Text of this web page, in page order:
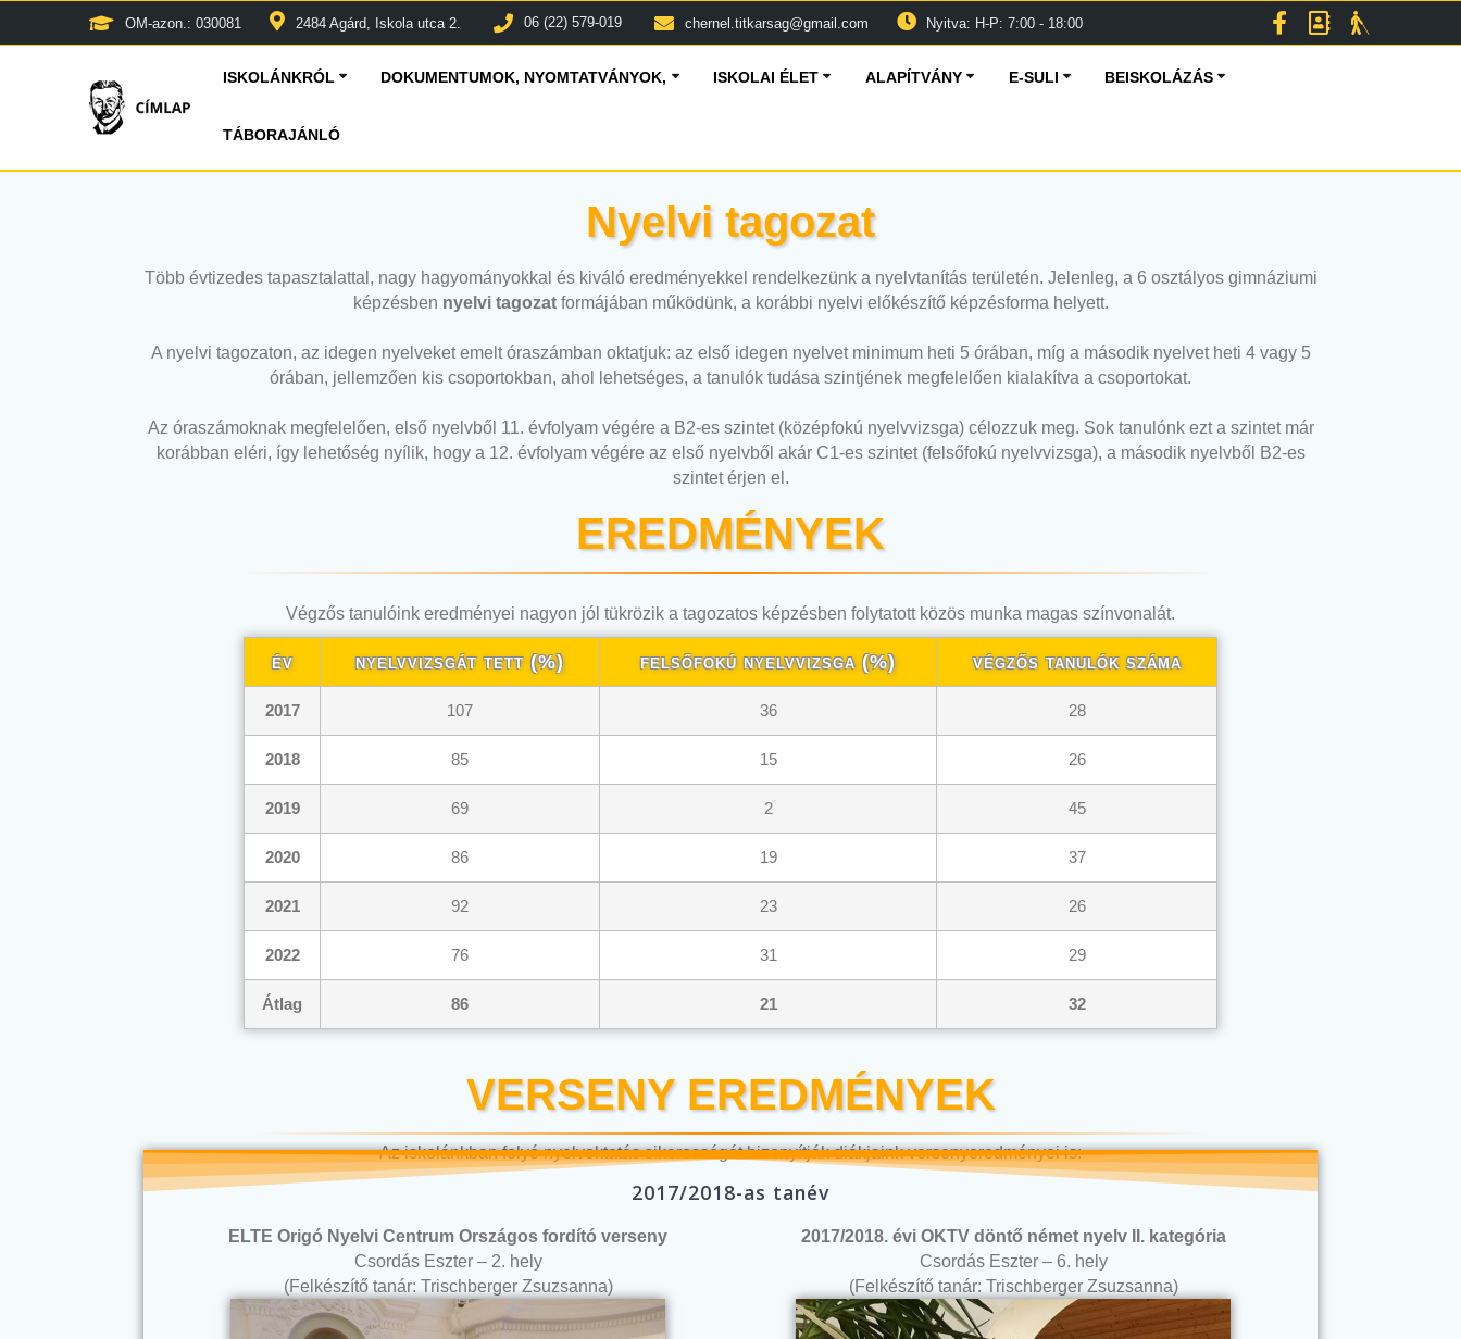
OM-azon.: 030081 2484 Agárd, Iskola utca 2. 06 (22) 579-019 chernel.titkarsag@gmail.com Nyitva: H-P: 7:00 - 18:00
ISKOLÁNKRÓL DOKUMENTUMOK, NYOMTATVÁNYOK, ISKOLAI ÉLET ALAPÍTVÁNY E-SULI BEISKOLÁZÁS
TÁBORAJÁNLÓ
Nyelvi tagozat
Több évtizedes tapasztalattal, nagy hagyományokkal és kiváló eredményekkel rendelkezünk a nyelvtanítás területén. Jelenleg, a 6 osztályos gimnáziumi
képzésben nyelvi tagozatformájában működünk, a korábbi nyelvi előkészítő képzésforma helyett.
A nyelvi tagozaton, az idegen nyelveket emelt óraszámban oktatjuk: az első idegen nyelvet minimum heti 5 órában, míg a második nyelvet heti 4 vagy 5
órában, jellemzően kis csoportokban, ahol lehetséges, a tanulók tudása szintjének megfelelően kialakítva a csoportokat.
Az óraszámoknak megfelelően, első nyelvből 11. évfolyam végére a B2-es szintet (középfokú nyelvvizsga) célozzuk meg. Sok tanulónk ezt a szintet már
korábban eléri, így lehetőség nyílik, hogy a 12. évfolyam végére az első nyelvből akár C1-es szintet (felsőfokú nyelvvizsga), a második nyelvből B2-es
szintet érjen el.
EREDMÉNYEK
Végzős tanulóink eredményei nagyon jól tükrözik a tagozatos képzésben folytatott közös munka magas színvonalát.
év nyelvvizsgát tett (%) felsőfokú nyelvvizsga (%) végzős tanulók száma
2017 107 36 28
2018 85 15 26
2019 69 2 45
2020 86 19 37
2021 92 23 26
2022 76 31 29
Átlag 86 21 32
VERSENY EREDMÉNYEK
Az iskolánkban folyó nyelvoktatás sikerességét bizonyítják diákjaink versenyeredményei is:
2017/2018-as tanév
ELTE Origó Nyelvi Centrum Országos fordító verseny
Csordás Eszter – 2. hely
(Felkészítő tanár: Trischberger Zsuzsanna)
2017/2018. évi OKTV döntő német nyelv II. kategória
Csordás Eszter – 6. hely
(Felkészítő tanár: Trischberger Zsuzsanna)